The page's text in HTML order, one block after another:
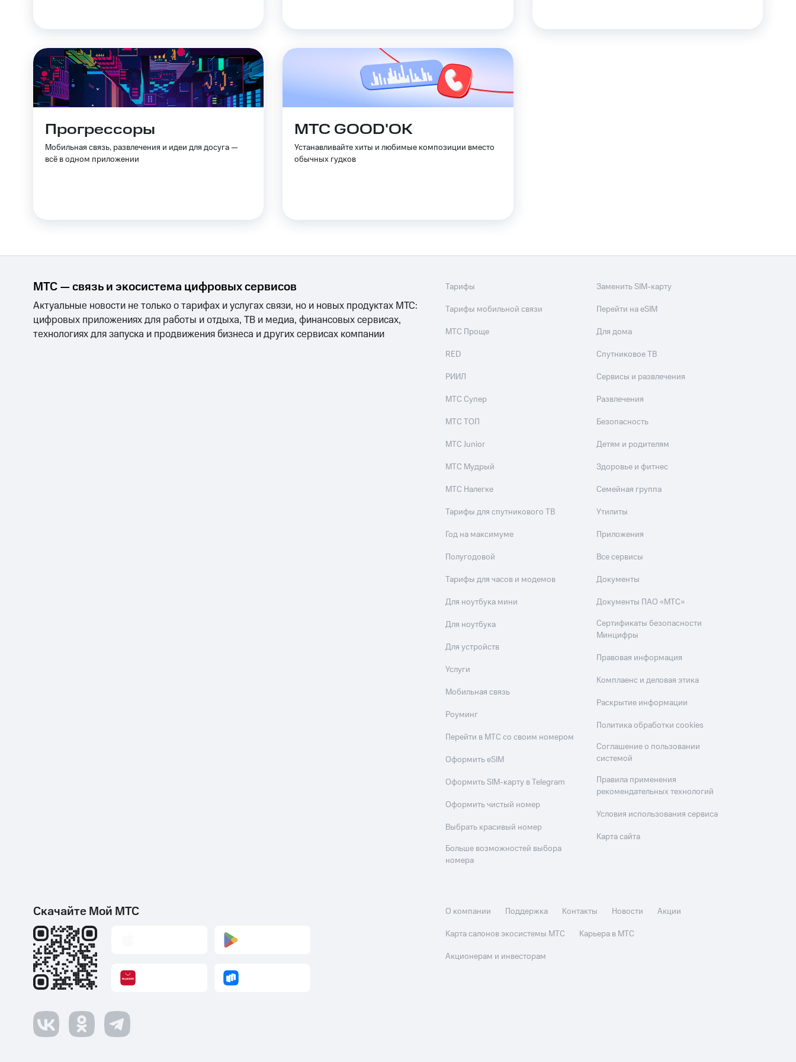
при покупке со связью МТС
Прогрессоры
Мобильная связь, развлечения и идеи для досуга —
всё в одном приложении
МТС GOOD'OK
Устанавливайте хиты и любимые композиции вместо
обычных гудков
МТС — связь и экосистема цифровых сервисов
Актуальные новости не только о тарифах и услугах связи, но и новых продуктах МТС:
цифровых приложениях для работы и отдыха, ТВ и медиа, финансовых сервисах,
технологиях для запуска и продвижения бизнеса и других сервисах компании
Тарифы
Тарифы мобильной связи
МТС Проще
RED
РИИЛ
МТС Супер
МТС ТОП
МТС Junior
МТС Мудрый
МТС Налегке
Тарифы для спутникового ТВ
Год на максимуме
Полугодовой
Тарифы для часов и модемов
Для ноутбука мини
Для ноутбука
Для устройств
Услуги
Мобильная связь
Роуминг
Перейти в МТС со своим номером
Оформить eSIM
Оформить SIM-карту в Telegram
Оформить чистый номер
Выбрать красивый номер
Больше возможностей выбора
номера
Заменить SIM-карту
Перейти на eSIM
Для дома
Спутниковое ТВ
Сервисы и развлечения
Развлечения
Безопасность
Детям и родителям
Здоровье и фитнес
Семейная группа
Утилиты
Приложения
Все сервисы
Документы
Документы ПАО «МТС»
Сертификаты безопасности
Минцифры
Правовая информация
Комплаенс и деловая этика
Раскрытие информации
Политика обработки cookies
Соглашение о пользовании
системой
Правила применения
рекомендательных технологий
Условия использования сервиса
Карта сайта
Скачайте Мой МТС О компании Поддержка Контакты Новости
Акции
Карта салонов экосистемы МТС
Карьера в МТС
Акционерам и инвесторам